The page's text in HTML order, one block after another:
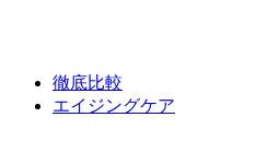
徹底比較
エイジングケア